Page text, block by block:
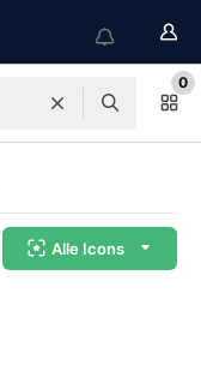
0
Alle Icons